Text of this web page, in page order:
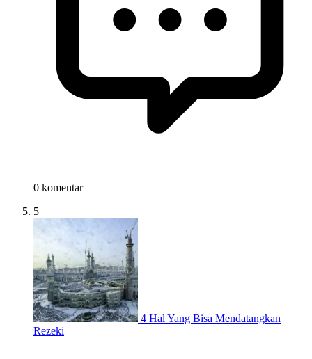
0 komentar
5
4 Hal Yang Bisa Mendatangkan
Rezeki